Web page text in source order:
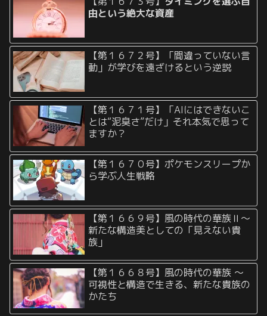
由という絶大な資産
【第１６７２号】「間違っていない言
動」が学びを遠ざけるという逆説
【第１６７１号】「AIにはできないこ
とは“泥臭さ”だけ」それ本気で思って
ますか？
【第１６７０号】ポケモンスリープか
ら学ぶ人生戦略
【第１６６９号】風の時代の華族Ⅱ〜
新たな構造美としての「見えない貴
族」
【第１６６８号】風の時代の華族 〜
可視性と構造で生きる、新たな貴族の
かたち